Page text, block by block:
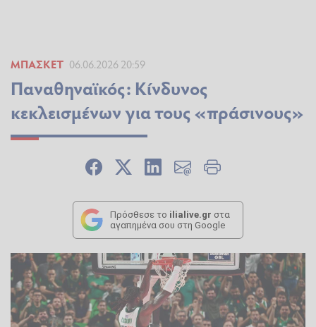
ΜΠΆΣΚΕΤ 06.06.2026 20:59
Παναθηναϊκός: Κίνδυνος
κεκλεισμένων για τους «πράσινους»
Πρόσθεσε το ilialive.gr στα
αγαπημένα σου στη Google